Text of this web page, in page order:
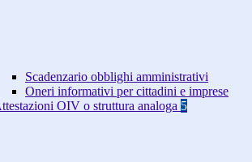
Scadenzario obblighi amministrativi
Oneri informativi per cittadini e imprese
OIV o struttura analoga 5